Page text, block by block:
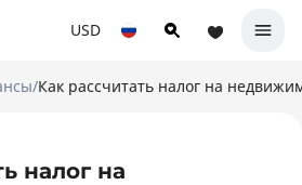
USD
/Как рассчитать налог на
налог на